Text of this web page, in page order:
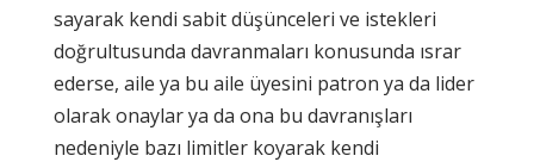
sayarak kendi sabit düşünceleri ve istekleri
doğrultusunda davranmaları konusunda ısrar
ederse, aile ya bu aile üyesini patron ya da lider
olarak onaylar ya da ona bu davranışları
nedeniyle bazı limitler koyarak kendi